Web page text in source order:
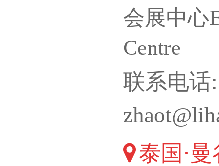
周期：
单位：
婷-可
您节省
供观展
会展中心
Centre
联系电话
泰国·曼